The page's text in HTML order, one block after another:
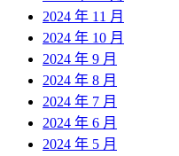
2024 年 11 月
2024 年 10 月
2024 年 9 月
2024 年 8 月
2024 年 7 月
2024 年 6 月
2024 年 5 月